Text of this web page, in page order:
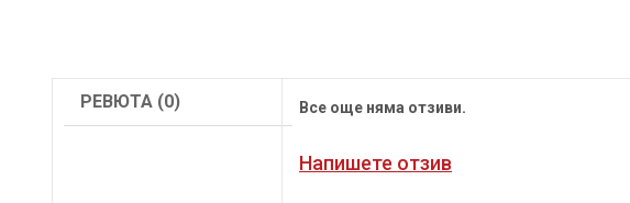
РЕВЮТА (0) Все още няма отзиви.
Напишете отзив